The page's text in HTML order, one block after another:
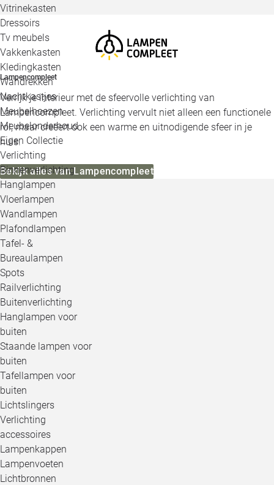
Vitrinekasten
Dressoirs
Tv meubels
Vakkenkasten
Kledingkasten
Wandrekken
Nachtkastjes
Meubelhoezen
Meubelonderhoud
Eigen Collectie
Verlichting
Binnenverlichting
Hanglampen
Vloerlampen
Wandlampen
Plafondlampen
Tafel- &
Bureaulampen
Spots
Railverlichting
Buitenverlichting
Hanglampen voor
buiten
Staande lampen voor
buiten
Tafellampen voor
buiten
Lichtslingers
Verlichting
accessoires
Lampenkappen
Lampenvoeten
Lichtbronnen
Lampencompleet
Verrijk je interieur met de sfeervolle verlichting van
Lampencompleet. Verlichting vervult niet alleen een functionele
rol, maar creëert ook een warme en uitnodigende sfeer in je
huis.
Bekijk alles van Lampencompleet